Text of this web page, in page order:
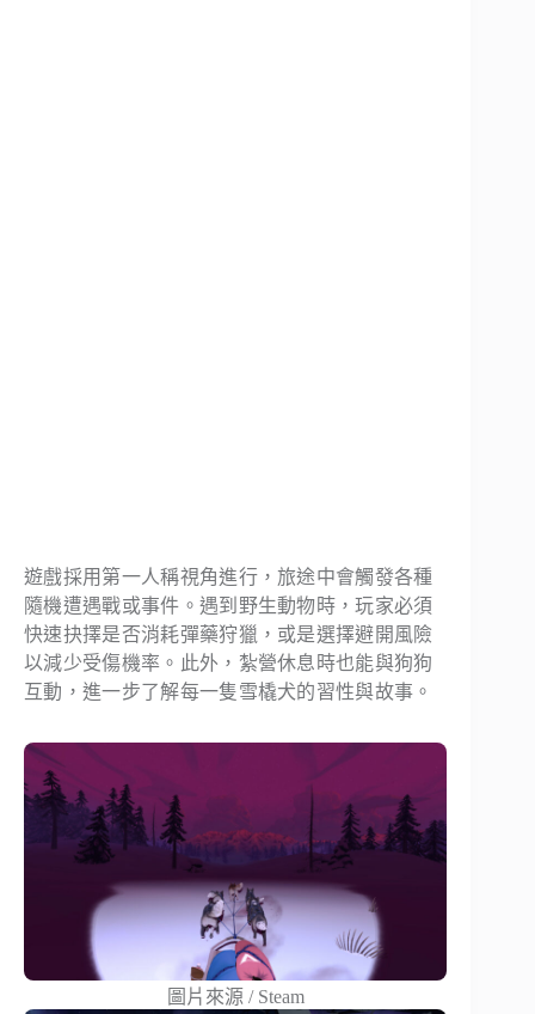
遊戲採用第一人稱視角進行，旅途中會觸發各種
隨機遭遇戰或事件。遇到野生動物時，玩家必須
快速抉擇是否消耗彈藥狩獵，或是選擇避開風險
以減少受傷機率。此外，紮營休息時也能與狗狗
互動，進一步了解每一隻雪橇犬的習性與故事。
圖片來源 / Steam